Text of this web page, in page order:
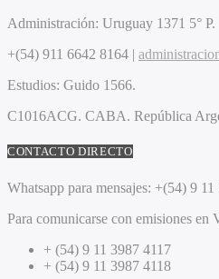
Administración: Uruguay 1371 5° P.
+(54) 911 6642 8164 |
Estudios: Guido 1566.
C1016ACG. CABA. República
CONTACTO DIRECTO
Whatsapp para mensajes: +(54) 9 11
Para comunicarse con emisiones en
+ (54) 9 11 3987 4117
+ (54) 9 11 3987 4118